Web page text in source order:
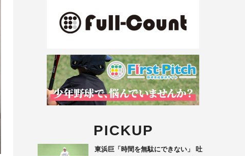
PICKUP
東浜巨「時間を無駄にできない」 吐